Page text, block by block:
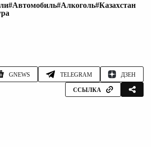
#Автомобиль#Алкоголь#Казахстан
GNEWS TELEGRAM ДЗЕН
ССЫЛКА